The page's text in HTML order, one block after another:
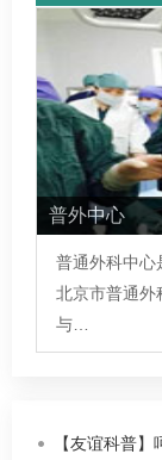
普外中心
普通外科中心
北京市普通外
与…
【友谊科普】